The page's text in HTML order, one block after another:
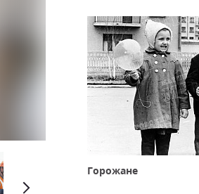
Горожане